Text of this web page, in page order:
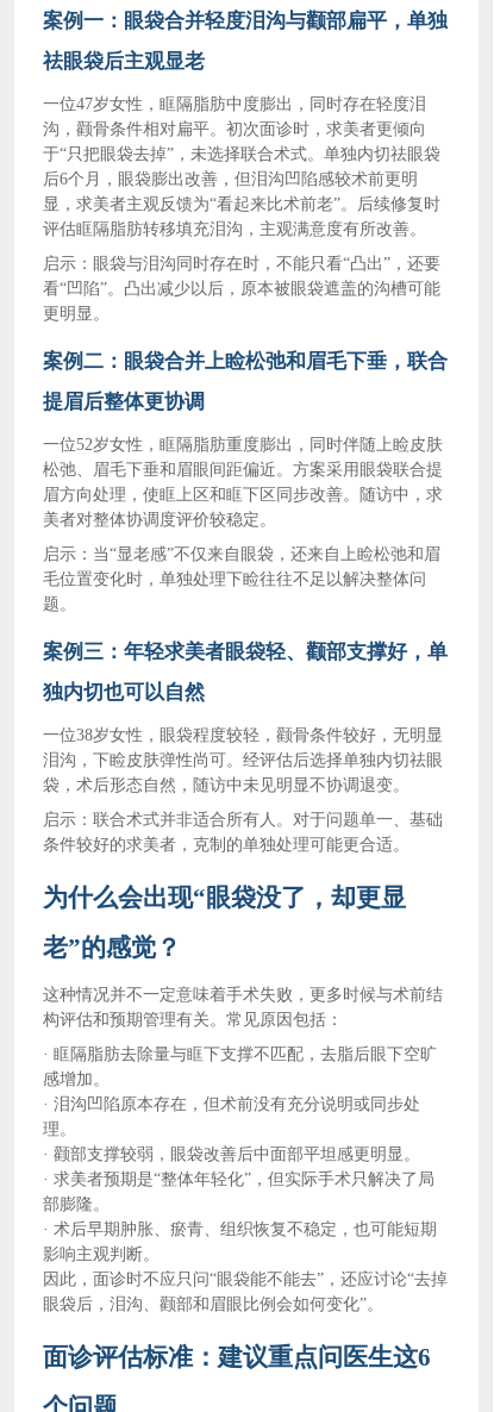
案例一：眼袋合并轻度泪沟与颧部扁平，单独
祛眼袋后主观显老
一位47岁女性，眶隔脂肪中度膨出，同时存在轻度泪
沟，颧骨条件相对扁平。初次面诊时，求美者更倾向
于“只把眼袋去掉”，未选择联合术式。单独内切祛眼袋
后6个月，眼袋膨出改善，但泪沟凹陷感较术前更明
显，求美者主观反馈为“看起来比术前老”。后续修复时
评估眶隔脂肪转移填充泪沟，主观满意度有所改善。
启示：眼袋与泪沟同时存在时，不能只看“凸出”，还要
看“凹陷”。凸出减少以后，原本被眼袋遮盖的沟槽可能
更明显。
案例二：眼袋合并上睑松弛和眉毛下垂，联合
提眉后整体更协调
一位52岁女性，眶隔脂肪重度膨出，同时伴随上睑皮肤
松弛、眉毛下垂和眉眼间距偏近。方案采用眼袋联合提
眉方向处理，使眶上区和眶下区同步改善。随访中，求
美者对整体协调度评价较稳定。
启示：当“显老感”不仅来自眼袋，还来自上睑松弛和眉
毛位置变化时，单独处理下睑往往不足以解决整体问
题。
案例三：年轻求美者眼袋轻、颧部支撑好，单
独内切也可以自然
一位38岁女性，眼袋程度较轻，颧骨条件较好，无明显
泪沟，下睑皮肤弹性尚可。经评估后选择单独内切祛眼
袋，术后形态自然，随访中未见明显不协调退变。
启示：联合术式并非适合所有人。对于问题单一、基础
条件较好的求美者，克制的单独处理可能更合适。
为什么会出现“眼袋没了，却更显
老”的感觉？
这种情况并不一定意味着手术失败，更多时候与术前结
构评估和预期管理有关。常见原因包括：
·眶隔脂肪去除量与眶下支撑不匹配，去脂后眼下空旷
感增加。
·泪沟凹陷原本存在，但术前没有充分说明或同步处
理。
·颧部支撑较弱，眼袋改善后中面部平坦感更明显。
·求美者预期是“整体年轻化”，但实际手术只解决了局
部膨隆。
·术后早期肿胀、瘀青、组织恢复不稳定，也可能短期
影响主观判断。
因此，面诊时不应只问“眼袋能不能去”，还应讨论“去掉
眼袋后，泪沟、颧部和眉眼比例会如何变化”。
面诊评估标准：建议重点问医生这6